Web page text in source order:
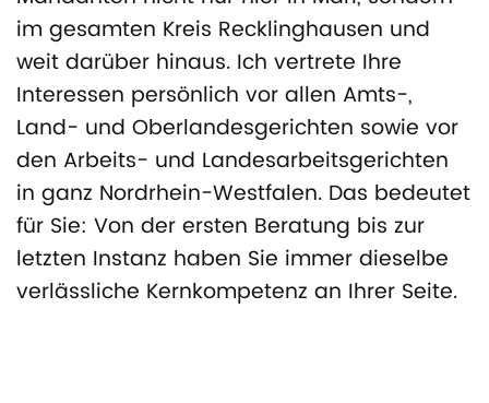
im gesamten Kreis Recklinghausen und
weit darüber hinaus. Ich vertrete Ihre
Interessen persönlich vor allen Amts-,
Land- und Oberlandesgerichten sowie vor
den Arbeits- und Landesarbeitsgerichten
in ganz Nordrhein-Westfalen. Das bedeutet
für Sie: Von der ersten Beratung bis zur
letzten Instanz haben Sie immer dieselbe
verlässliche Kernkompetenz an Ihrer Seite.